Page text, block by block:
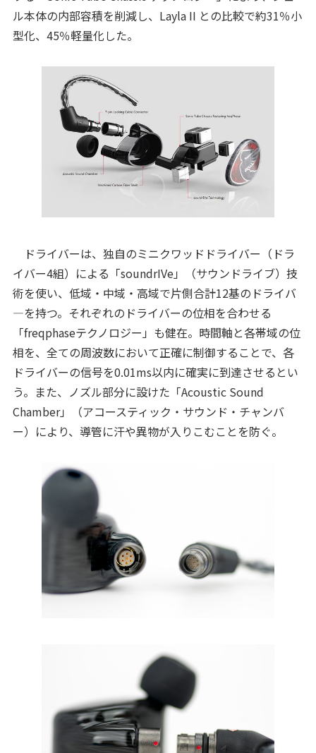
ル本体の内部容積を削減し、Layla II との比較で約31％小
型化、45％軽量化した。
ドライバーは、独自のミニクワッドドライバー（ドラ
イバー4組）による「soundrIVe」（サウンドライブ）技
術を使い、低域・中域・高域で片側合計12基のドライバ
―を持つ。それぞれのドライバーの位相を合わせる
「freqphaseテクノロジー」も健在。時間軸と各帯域の位
相を、全ての周波数において正確に制御することで、各
ドライバーの信号を0.01ms以内に確実に到達させるとい
う。また、ノズル部分に設けた「Acoustic Sound
Chamber」（アコースティック・サウンド・チャンバ
ー）により、導管に汗や異物が入りこむことを防ぐ。